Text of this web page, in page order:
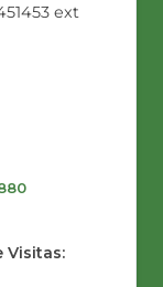
ext
Visitas: